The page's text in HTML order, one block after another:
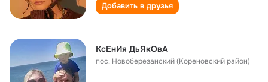
Добавить в друзья
КсЕнИя ДьЯкОвА
пос. Новоберезанский (Кореновский район)